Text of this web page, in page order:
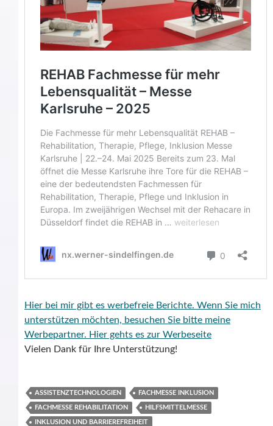
Hier bei mir gibt es werbefreie Berichte. Wenn Sie mich
unterstützen möchten, besuchen Sie bitte meine
Werbepartner. Hier gehts es zur Werbeseite
Vielen Dank für Ihre Unterstützung!
ASSISTENZTECHNOLOGIEN FACHMESSE INKLUSION
FACHMESSE REHABILITATION HILFSMITTELMESSE
INKLUSION UND BARRIEREFREIHEIT